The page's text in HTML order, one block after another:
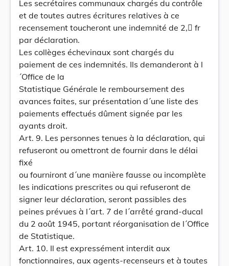
Les secrétaires communaux chargés du contrôle
et de toutes autres écritures relatives à ce
recensement toucheront une indemnité de 2, fr
par déclaration.
Les collèges échevinaux sont chargés du
paiement de ces indemnités. Ils demanderont à l
´Office de la
Statistique Générale le remboursement des
avances faites, sur présentation d´une liste des
paiements effectués dûment signée par les
ayants droit.
Art. 9. Les personnes tenues à la déclaration, qui
refuseront ou omettront de fournir dans le délai
fixé
ou fourniront d´une manière fausse ou incomplète
les indications prescrites ou qui refuseront de
signer leur déclaration, seront passibles des
peines prévues à l´art. 7 de l´arrêté grand-ducal
du 2 août 1945, portant réorganisation de l´Office
de Statistique.
Art. 10. Il est expressément interdit aux
fonctionnaires, aux agents-recenseurs et à toutes